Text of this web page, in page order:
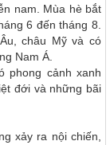
nam. Mùa hè bắt
6 đến tháng 8.
châu Mỹ và có
Nam Á.
phong cảnh xanh
đới và những bãi
xảy ra nội chiến,